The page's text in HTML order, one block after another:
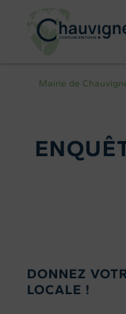
Mairie de
DONNEZ
LOCALE !